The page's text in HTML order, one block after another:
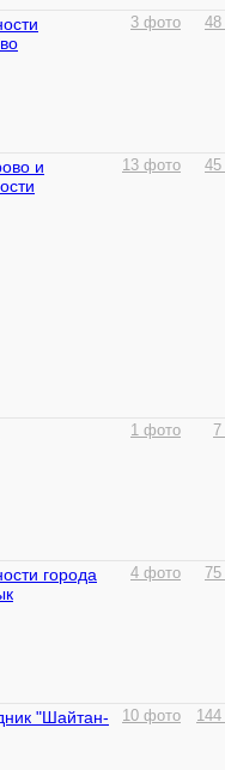
3 фото
и
13 фото
1 фото
города
4 фото
"Шайтан-
10 фото